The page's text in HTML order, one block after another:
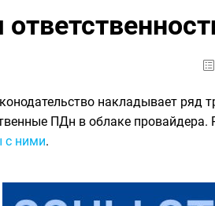
накладывает
ПДн в облаке провайдера.
с ними.